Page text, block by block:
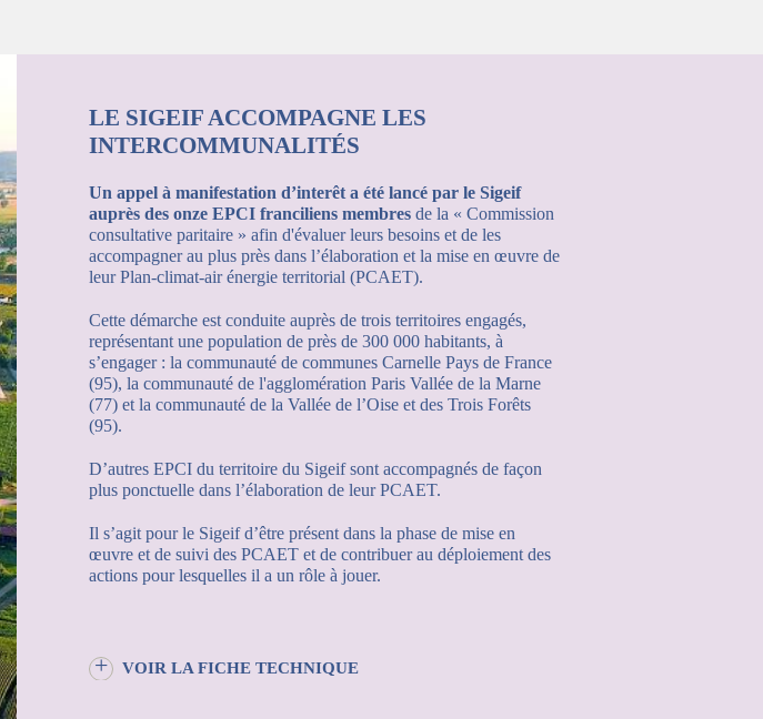
LE SIGEIF ACCOMPAGNE LES
INTERCOMMUNALITÉS
Un appel à manifestation d’interêt a été lancé par le Sigeif
auprès des onze EPCI franciliens membres de la « Commission
consultative paritaire » afin d'évaluer leurs besoins et de les
accompagner au plus près dans l’élaboration et la mise en œuvre de
leur Plan-climat-air énergie territorial (PCAET).
Cette démarche est conduite auprès de trois territoires engagés,
représentant une population de près de 300 000 habitants, à
s’engager : la communauté de communes Carnelle Pays de France
(95), la communauté de l'agglomération Paris Vallée de la Marne
(77) et la communauté de la Vallée de l’Oise et des Trois Forêts
(95).
D’autres EPCI du territoire du Sigeif sont accompagnés de façon
plus ponctuelle dans l’élaboration de leur PCAET.
Il s’agit pour le Sigeif d’être présent dans la phase de mise en
œuvre et de suivi des PCAET et de contribuer au déploiement des
actions pour lesquelles il a un rôle à jouer.
VOIR LA FICHE TECHNIQUE